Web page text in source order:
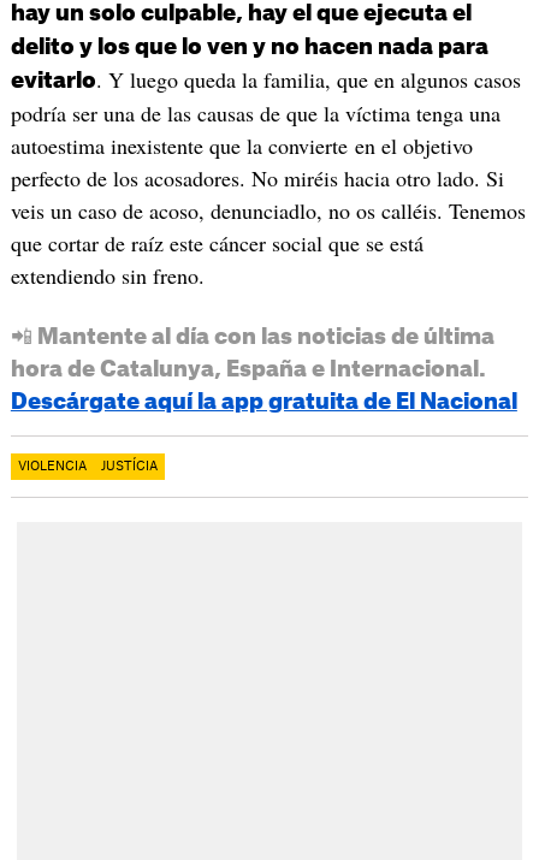
hay un solo culpable, hay el que ejecuta el
delito y los que lo ven y no hacen nada para
evitarlo. Y luego queda la familia, que en algunos casos
podría ser una de las causas de que la víctima tenga una
autoestima inexistente que la convierte en el objetivo
perfecto de los acosadores. No miréis hacia otro lado. Si
veis un caso de acoso, denunciadlo, no os calléis. Tenemos
que cortar de raíz este cáncer social que se está
extendiendo sin freno.
📲 Mantente al día con las noticias de última
hora de Catalunya, España e Internacional.
Descárgate aquí la app gratuita de El Nacional
VIOLENCIA JUSTÍCIA